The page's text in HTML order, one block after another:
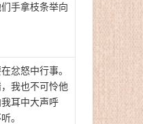
手拿枝条举向
忿怒中行事。
我也不可怜他
耳中大声呼
。